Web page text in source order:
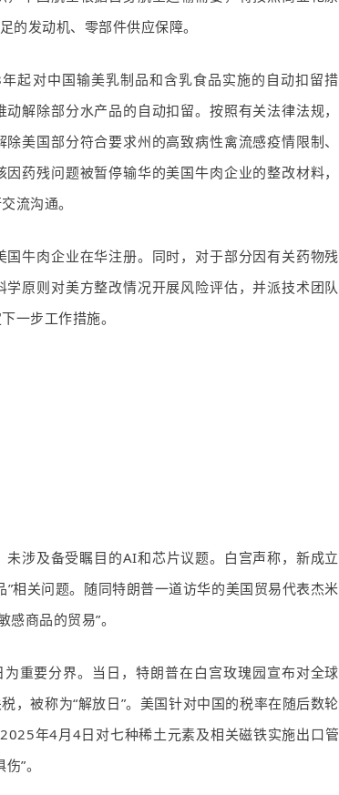
的发动机、零部件供应保障。
年起对中国输美乳制品和含乳食品实施的自动扣留措
解除部分水产品的自动扣留。按照有关法律法规，
美国部分符合要求州的高致病性禽流感疫情限制、
药残问题被暂停输华的美国牛肉企业的整改材料，
流沟通。
国牛肉企业在华注册。同时，对于部分因有关药物残
原则对美方整改情况开展风险评估，并派技术团队
一步工作措施。
未涉及备受瞩目的AI和芯片议题。白宫声称，新成立
相关问题。随同特朗普一道访华的美国贸易代表杰米
感商品的贸易”。
为重要分界。当日，特朗普在白宫玫瑰园宣布对全球
，被称为“解放日”。美国针对中国的税率在随后数轮
2025年4月4日对七种稀土元素及相关磁铁实施出口管
”。